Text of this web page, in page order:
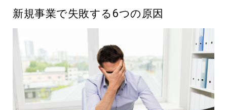
新規事業で失敗する6つの原因